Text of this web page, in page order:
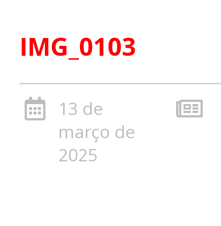
IMG_0103
13 de
março de
2025